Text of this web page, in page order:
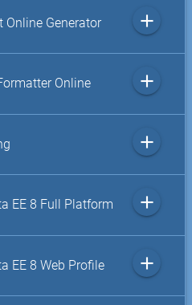
Online Generator add
Online add
add
EE 8 Full Platform add
EE 8 Web Profile add